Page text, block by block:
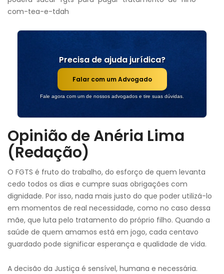
com-tea-e-tdah
Precisa de ajuda jurídica?
Falar com um Advogado
Fale agora com um de nossos advogados e tire suas dúvidas.
Opinião de Anéria Lima
(Redação)
O FGTS é fruto do trabalho, do esforço de quem levanta
cedo todos os dias e cumpre suas obrigações com
dignidade. Por isso, nada mais justo do que poder utilizá-lo
em momentos de real necessidade, como no caso dessa
mãe, que luta pelo tratamento do próprio filho. Quando a
saúde de quem amamos está em jogo, cada centavo
guardado pode significar esperança e qualidade de vida.
A decisão da Justiça é sensível, humana e necessária.